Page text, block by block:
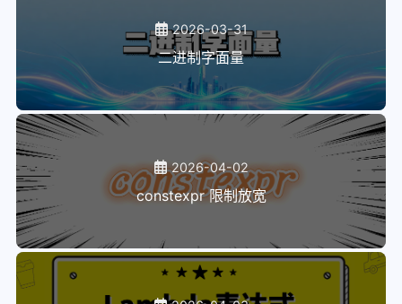
2026-03-31
二进制字面量
2026-04-02
constexpr 限制放宽